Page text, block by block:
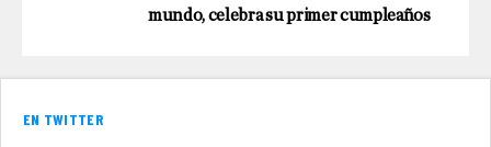
mundo, celebra su primer cumpleaños
EN TWITTER